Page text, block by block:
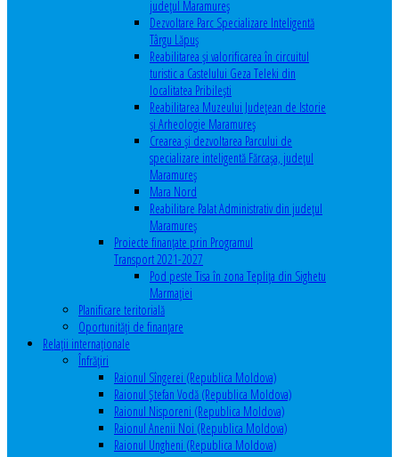
județul Maramureș
Dezvoltare Parc Specializare Inteligentă
Târgu Lăpuș
Reabilitarea și valorificarea în circuitul
turistic a Castelului Geza Teleki din
localitatea Pribilești
Reabilitarea Muzeului Județean de Istorie
și Arheologie Maramureș
Crearea și dezvoltarea Parcului de
specializare inteligentă Fărcașa, județul
Maramureș
Mara Nord
Reabilitare Palat Administrativ din județul
Maramureș
Proiecte finanțate prin Programul
Transport 2021-2027
Pod peste Tisa în zona Teplița din Sighetu
Marmației
Planificare teritorială
Oportunităţi de finanţare
Relaţii internaţionale
Înfrăţiri
Raionul Sîngerei (Republica Moldova)
Raionul Ștefan Vodă (Republica Moldova)
Raionul Nisporeni (Republica Moldova)
Raionul Anenii Noi (Republica Moldova)
Raionul Ungheni (Republica Moldova)